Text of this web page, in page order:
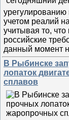
урегулированию
учетом реалий
учитывая то,
российские
данный момент
В Рыбинске
лопаток
сплавов